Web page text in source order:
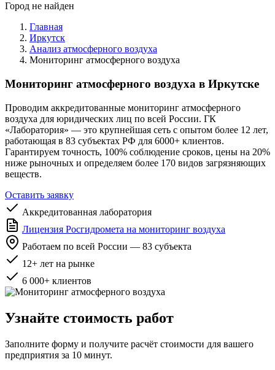
Город не найден
Главная
Иркутск
Анализ атмосферного воздуха
Мониторинг атмосферного воздуха
Мониторинг атмосферного воздуха в Иркутске
Проводим аккредитованные мониторинг атмосферного
воздуха для юридических лиц по всей России. ГК
«Лаборатория» — это крупнейшая сеть с опытом более 12 лет,
работающая в 83 субъектах РФ для 6000+ клиентов.
Гарантируем точность, 100% соблюдение сроков, цены на 20%
ниже рыночных и определяем более 170 видов загрязняющих
веществ.
Оставить заявку
Аккредитованная лаборатория
Лицензия Росгидромета на мониторинг воздуха
Работаем по всей России — 83 субъекта
12+ лет на рынке
6 000+ клиентов
Узнайте стоимость работ
Заполните форму и получите расчёт стоимости для вашего
предприятия за 10 минут.